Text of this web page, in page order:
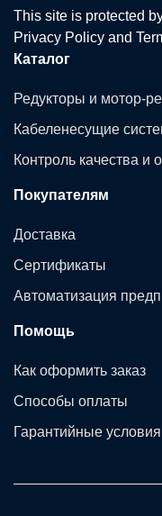
This site is protected
Privacy Policy and
Каталог
Редукторы и мотор-
Кабеленесущие
Контроль качества и
Покупателям
Доставка
Сертификаты
Автоматизация
Помощь
Как оформить заказ
Способы оплаты
Гарантийные условия